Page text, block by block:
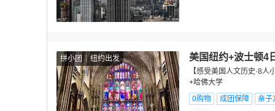
拼小团 纽约出发 美国纽约+波士顿4
【感受美国人文历史·8
+哈佛大学
0购物
成团保障
亲子